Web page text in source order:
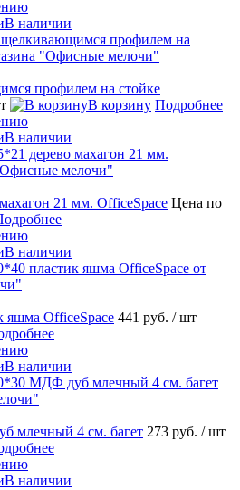
В наличии
профилем на стойке
В корзину Подробнее
В наличии
21 мм. OfficeSpace Цена по
В наличии
яшма OfficeSpace 441 руб. / шт
В наличии
млечный 4 см. багет 273 руб. / шт
В наличии